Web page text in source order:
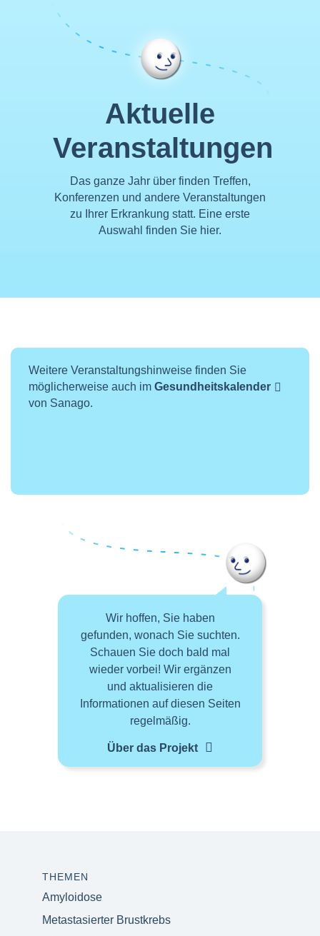
Aktuelle
Veranstaltungen
Das ganze Jahr über finden Treffen,
Konferenzen und andere Veranstaltungen
zu Ihrer Erkrankung statt. Eine erste
Auswahl finden Sie hier.
Weitere Veranstaltungshinweise finden Sie
möglicherweise auch im Gesundheitskalender
von Sanago.
Wir hoffen, Sie haben
gefunden, wonach Sie suchten.
Schauen Sie doch bald mal
wieder vorbei! Wir ergänzen
und aktualisieren die
Informationen auf diesen Seiten
regelmäßig.
Über das Projekt
THEMEN
Amyloidose
Metastasierter Brustkrebs